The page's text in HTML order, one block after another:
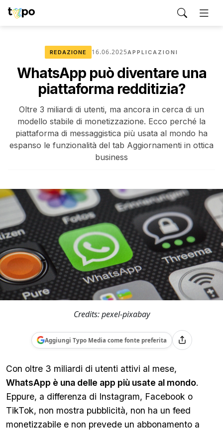
REDAZIONE 16.06.2025APPLICAZIONI
WhatsApp può diventare una
piattaforma redditizia?
Oltre 3 miliardi di utenti, ma ancora in cerca di un
modello stabile di monetizzazione. Ecco perché la
piattaforma di messaggistica più usata al mondo ha
espanso le funzionalità del tab Aggiornamenti in ottica
business
Credits: pexel-pixabay
Aggiungi Typo Media come fonte preferita
Con oltre 3 miliardi di utenti attivi al mese,
WhatsApp è una delle app più usate al mondo.
Eppure, a differenza di Instagram, Facebook o
TikTok, non mostra pubblicità, non ha un feed
monetizzabile e non prevede un abbonamento a